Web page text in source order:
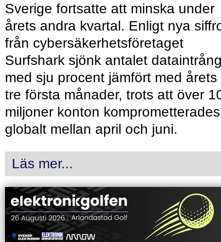
Sverige fortsatte att minska under
årets andra kvartal. Enligt nya
från cybersäkerhetsföretaget
Surfshark sjönk antalet
med sju procent jämfört med årets
tre första månader, trots att över
miljoner konton komprometterades
globalt mellan april och juni.
Läs mer...